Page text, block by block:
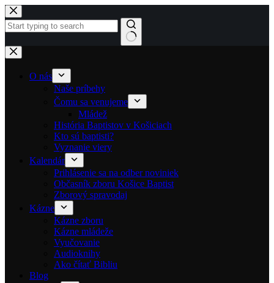
Skip to content
No results
O nás
Naše príbehy
Čomu sa venujeme
Mládež
História Baptistov v Košiciach
Kto sú baptisti?
Vyznanie viery
Kalendár
Prihlásenie sa na odber noviniek
Občasník zboru Košice Baptist
Zborový spravodaj
Kázne
Kázne zboru
Kázne mládeže
Vyučovanie
Audioknihy
Ako čítať Bibliu
Blog